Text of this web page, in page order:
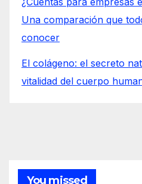
Una comparación que
conocer
El colágeno: el secreto
vitalidad del cuerpo
You missed